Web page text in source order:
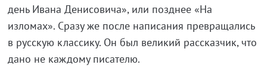
день Ивана Денисовича», или позднее «На
изломах». Сразу же после написания превращались
в русскую классику. Он был великий рассказчик, что
дано не каждому писателю.